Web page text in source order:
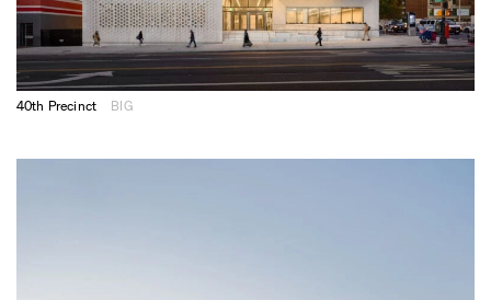
40th Precinct BIG